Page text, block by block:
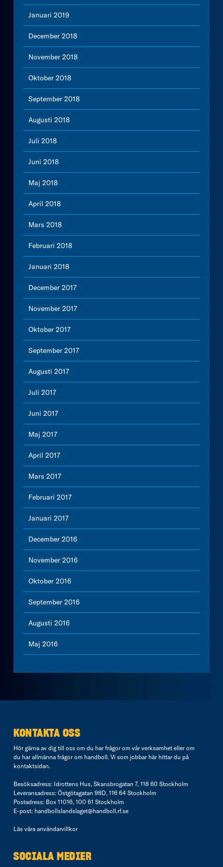
Januari 2019
December 2018
November 2018
Oktober 2018
September 2018
Augusti 2018
Juli 2018
Juni 2018
Maj 2018
April 2018
Mars 2018
Februari 2018
Januari 2018
December 2017
November 2017
Oktober 2017
September 2017
Augusti 2017
Juli 2017
Juni 2017
Maj 2017
April 2017
Mars 2017
Februari 2017
Januari 2017
December 2016
November 2016
Oktober 2016
September 2016
Augusti 2016
Maj 2016
KONTAKTA OSS
Hör gärna av dig till oss om du har frågor om vår verksamhet eller om
du har allmänna frågor om handboll. Vi som jobbar här hittar du på
kontaktsidan.
Besöksadress: Idrottens Hus, Skansbrogatan 7, 118 60 Stockholm
Leveransadress: Östgötagatan 98D, 116 64 Stockholm
Postadress: Box 11016, 100 61 Stockholm
E-post: handbollslandslaget@handboll.rf.se
Läs våra användarvillkor
SOCIALA MEDIER